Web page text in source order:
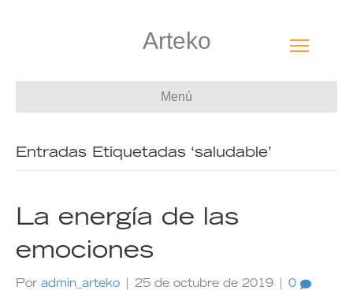
Arteko
Menú
Entradas Etiquetadas ‘saludable’
La energía de las
emociones
Por admin_arteko 25 de octubre de 2019 0